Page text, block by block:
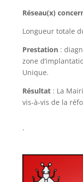
Réseau(x)
Longueur totale
Prestation:
zone
Unique.
Résultat: La
vis-à-vis de la
.